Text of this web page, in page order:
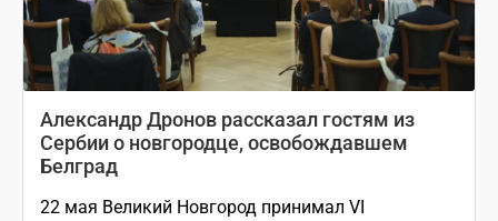
Александр Дронов рассказал гостям из
Сербии о новгородце, освобождавшем
Белград
22 мая Великий Новгород принимал VI